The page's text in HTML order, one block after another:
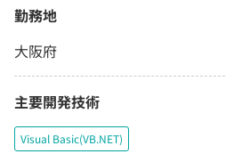
勤務地
大阪府
主要開発技術
Visual Basic(VB.NET)